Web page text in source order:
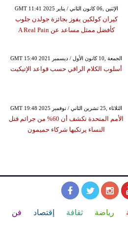
GMT 11:41 2025 الإثنين ,06 كانون الثاني / يناير
كيران كولكين يفوز بجائزة جولدن جلوب
كأفضل ممثل مساعد عن A Real Pain
GMT 15:40 2021 الجمعة ,10 كانون الأول / ديسمبر
أسلوب الكلام الراقي حسب قواعد الإتيكيت
GMT 19:48 2025 الثلاثاء ,25 تشرين الثاني / نوفمبر
الأمم المتحدة تكشف أن 60% من جرائم قتل
النساء يرتكبها شركاء حميمون
رياضة ثقافة إقتصاد فن